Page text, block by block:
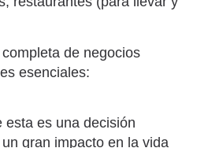
de negocios
esenciales:
esta es una decisión
gran impacto en la vida